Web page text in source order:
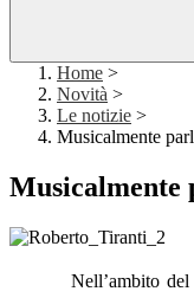
Home >
Novità >
Le notizie >
Musicalmente
Musicalmente
Nell’ambito